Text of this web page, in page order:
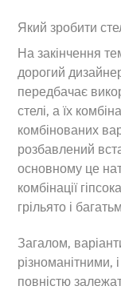
Який зробити
На закінчення
дорогий
передбачає
стелі, а їх
комбінованих
розбавлений
основному це
комбінації
грільято і
Загалом,
різноманітними,
повністю